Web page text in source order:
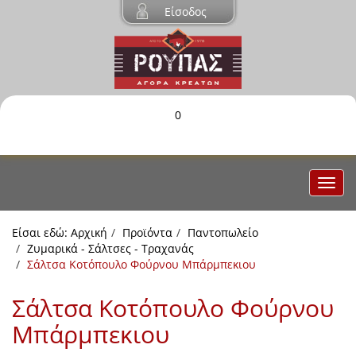
Είσοδος
0
Είσαι εδώ: Αρχική Προϊόντα
Παντοπωλείο
Ζυμαρικά - Σάλτσες - Τραχανάς
Σάλτσα Κοτόπουλο Φούρνου Μπάρμπεκιου
Σάλτσα Κοτόπουλο Φούρνου
Μπάρμπεκιου